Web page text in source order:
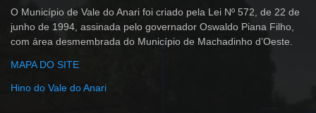
O Município de Vale do Anari foi criado pela Lei Nº 572, de 22 de
junho de 1994, assinada pelo governador Oswaldo Piana Filho,
com área desmembrada do Município de Machadinho d’Oeste.
MAPA DO SITE
Hino do Vale do Anari